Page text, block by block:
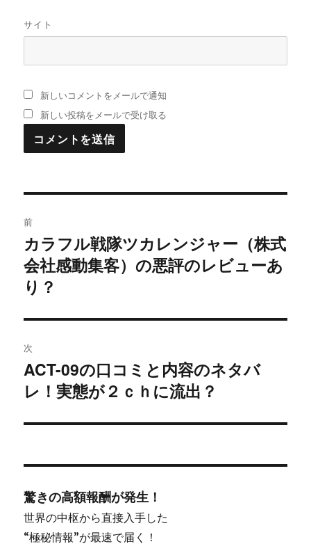
サイト
新しいコメントをメールで通知
新しい投稿をメールで受け取る
稿
ナ
ビ
ゲ
ー
シ
前
過
去
の
投
稿:
カラフル戦隊ツカレンジャー（株式
会社感動集客）の悪評のレビューあ
り？
次
次
の
稿:
ACT-09の口コミと内容のネタバ
レ！実態が２ｃｈに流出？
驚きの高額報酬が発生！
世界の中枢から直接入手した
“極秘情報”が最速で届く！